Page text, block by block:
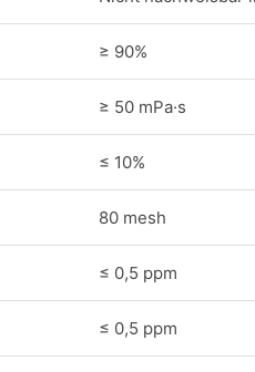
≥ 90%
≥ 50 mPa·s
≤ 10%
80 mesh
≤ 0,5 ppm
≤ 0,5 ppm